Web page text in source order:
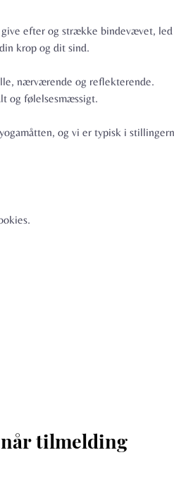
efter og strække bindevævet,
krop og dit sind.
nærværende og reflekterende.
og følelsesmæssigt.
og vi er typisk i
når tilmelding